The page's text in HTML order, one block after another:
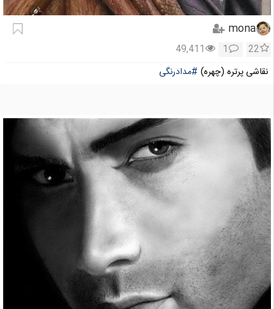
mona
22
1
49,411
نقاشی پرتره (چهره) #مدادرنگی